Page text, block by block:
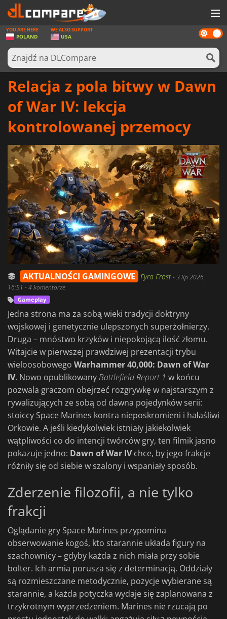
GRY
KARTY DO GIER
OPROGRAMOWANIE
ZALOGUJ SIĘ LUB ZAREJESTRUJ
Dark
mode
YOU ARE HERE
POLAND
WE ALSO SUPPORT
USA
Relacja z pola bitwy w Dawn
of War IV: lekcja
kontrolowanej przemocy
AKTUALNOŚCI GAMINGOWE Fyra Frost-3 lip 2026,
16:51 - 4 komentarze
Gameplay
Jedna strona ma za sobą wieki tradycji doktryny
wojskowej i genetycznie ulepszonych superżołnierzy.
Druga – mnóstwo krzyków i niepokojącą ilość złomu.
Witajcie w pierwszej prawdziwej prezentacji trybu
wieloosobowego Warhammer 40,000: Dawn of War
IV. Nowo opublikowanyBattlefield Report 1 w końcu
pozwala graczom obejrzeć rozgrywkę w najstarszym z
rywalizujących ze sobą od dawna pojedynków serii:
stoiccy Space Marines kontra nieposkromieni i hałaśliwi
Orkowie. A jeśli kiedykolwiek istniały jakiekolwiek
wątpliwości co do intencji twórców gry, ten filmik jasno
pokazuje jedno: Dawn of War IVchce, by jego frakcje
różniły się od siebie w szalony i wspaniały sposób.
Zderzenie filozofii, a nie tylko
frakcji
Oglądanie gry Space Marines przypomina
obserwowanie kogoś, kto starannie układa figury na
szachownicy – gdyby każda z nich miała przy sobie
bolter. Ich armia porusza się z determinacją. Oddziały
są rozmieszczane metodycznie, pozycje wybierane są
starannie, a każda potyczka wydaje się zaplanowana z
trzykrotnym wyprzedzeniem. Marines nie rzucają po